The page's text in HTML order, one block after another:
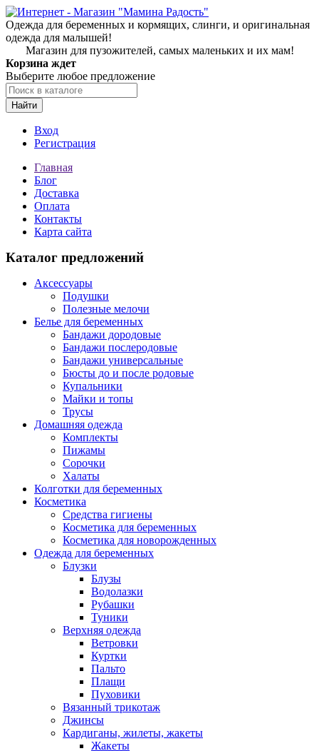
Одежда для беременных и кормящих, слинги, и оригинальная
одежда для малышей!
Магазин для пузожителей, самых маленьких и их мам!
Корзина ждет
Выберите любое предложение
Найти
Вход
Регистрация
Главная
Блог
Доставка
Оплата
Контакты
Карта сайта
Каталог предложений
Аксессуары
Подушки
Полезные мелочи
Белье для беременных
Бандажи дородовые
Бандажи послеродовые
Бандажи универсальные
Бюсты до и после родовые
Купальники
Майки и топы
Трусы
Домашняя одежда
Комплекты
Пижамы
Сорочки
Халаты
Колготки для беременных
Косметика
Cредства гигиены
Косметика для беременных
Косметика для новорожденных
Одежда для беременных
Блузки
Блузы
Водолазки
Рубашки
Туники
Верхняя одежда
Ветровки
Куртки
Пальто
Плащи
Пуховики
Вязанный трикотаж
Джинсы
Кардиганы, жилеты, жакеты
Жакеты